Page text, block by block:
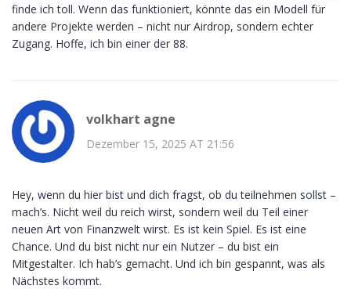
finde ich toll. Wenn das funktioniert, könnte das ein Modell für
andere Projekte werden – nicht nur Airdrop, sondern echter
Zugang. Hoffe, ich bin einer der 88.
volkhart agne
Dezember 15, 2025 AT 21:56
Hey, wenn du hier bist und dich fragst, ob du teilnehmen sollst –
mach’s. Nicht weil du reich wirst, sondern weil du Teil einer
neuen Art von Finanzwelt wirst. Es ist kein Spiel. Es ist eine
Chance. Und du bist nicht nur ein Nutzer – du bist ein
Mitgestalter. Ich hab’s gemacht. Und ich bin gespannt, was als
Nächstes kommt.